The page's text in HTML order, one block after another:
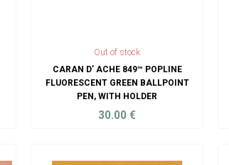
Out of stock
CARAN D’ ACHE 849™ POPLINE
FLUORESCENT GREEN BALLPOINT
PEN, WITH HOLDER
30.00 €